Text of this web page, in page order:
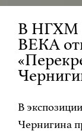
В НГХМ
ВЕКА
В
Чернигина